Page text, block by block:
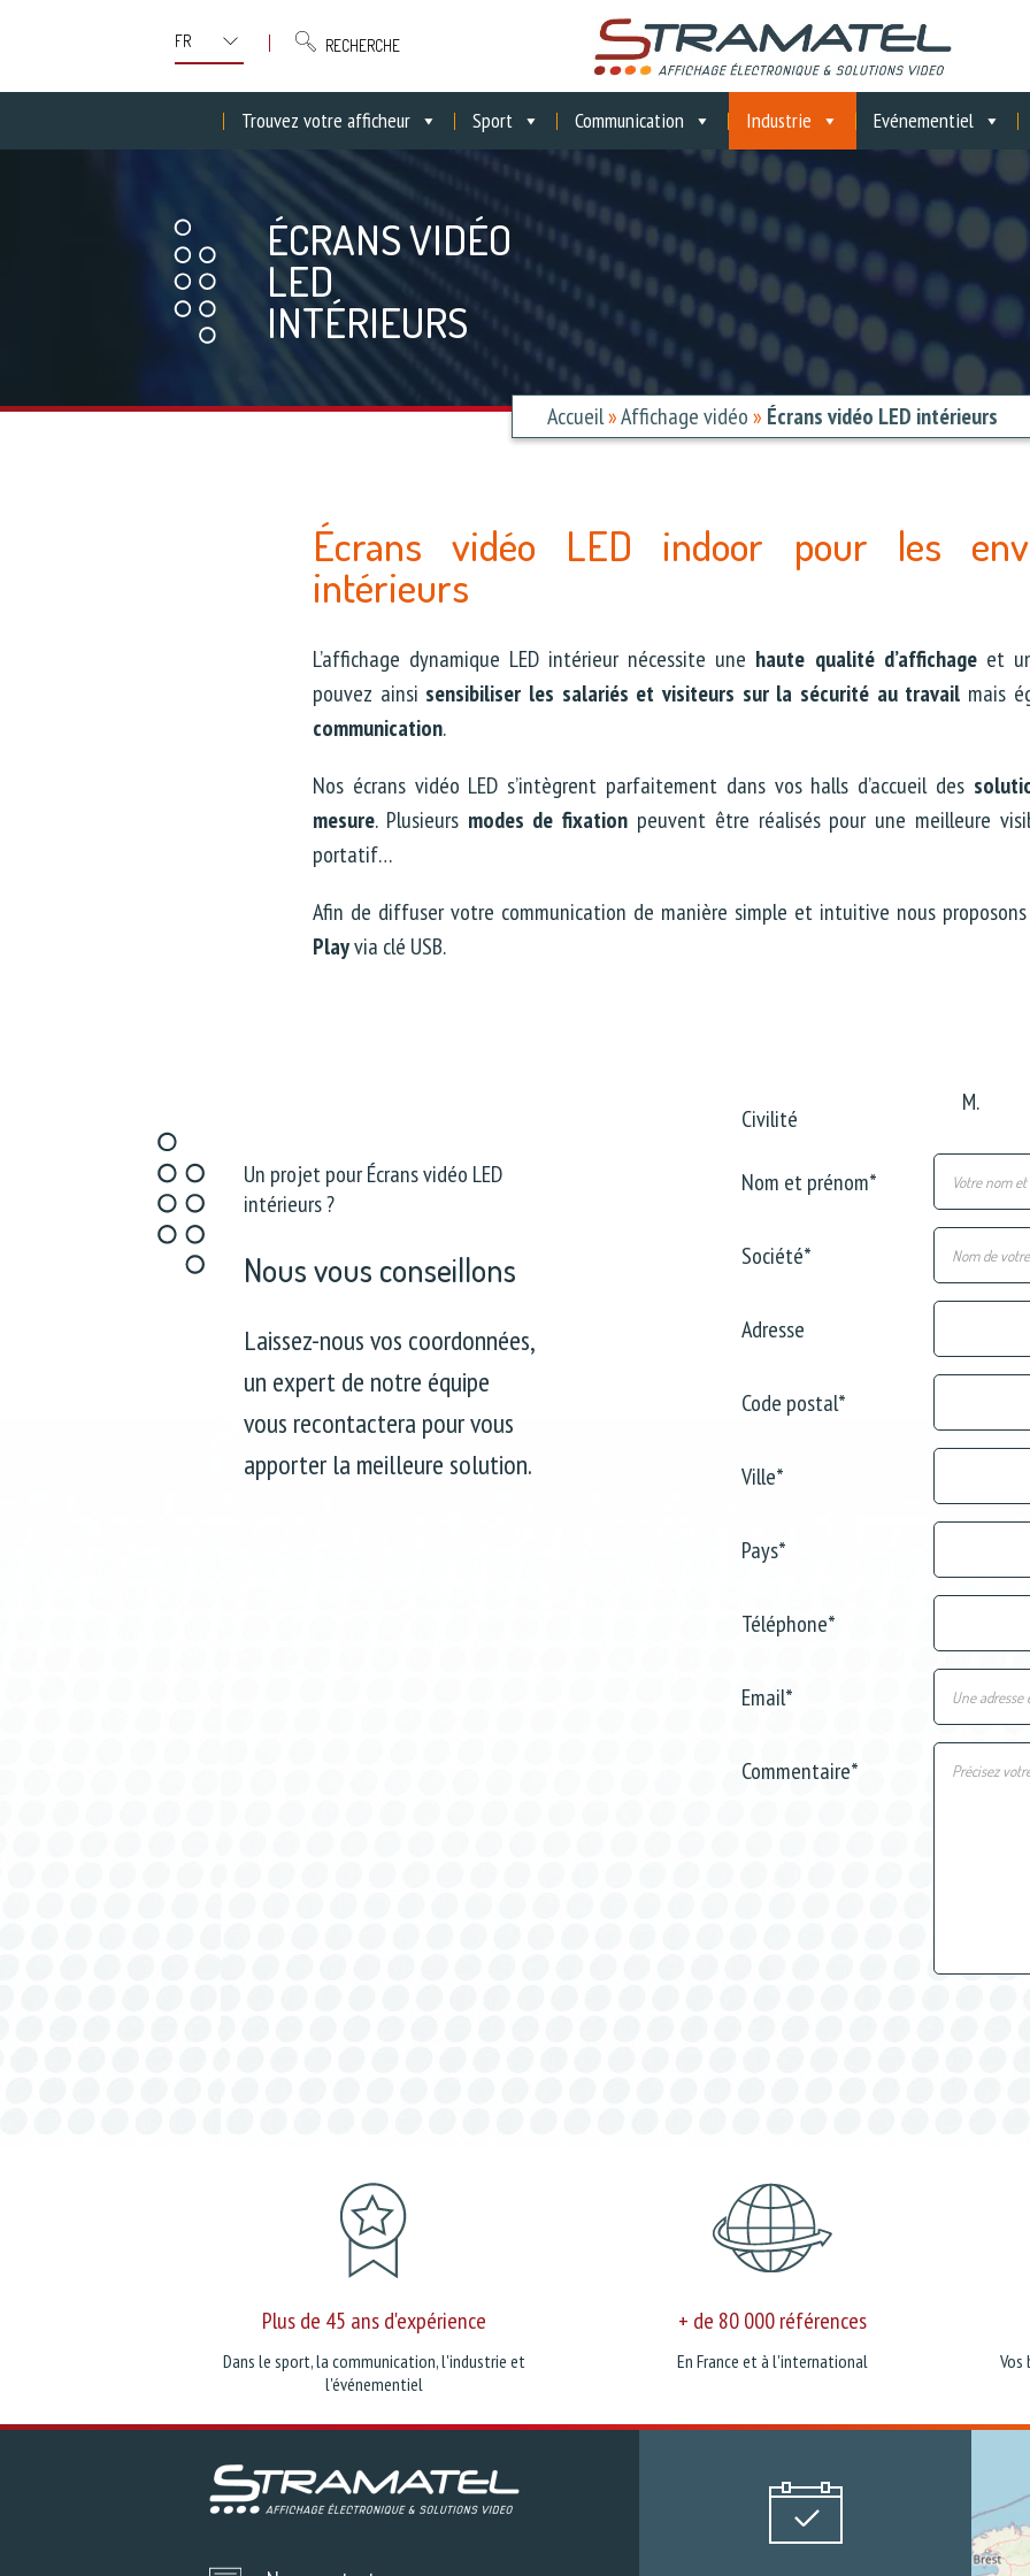
RECHERCHE
Trouvez votre afficheur Sport Communication Industrie Evénementiel
ÉCRANS VIDÉO
LED
INTÉRIEURS
Accueil»Affichage vidéo» Écrans vidéo LED intérieurs
Écrans vidéo LED indoor pour les
intérieurs
L’affichage dynamique LED intérieur nécessite une haute qualité d’affichageet
pouvez ainsi sensibiliser les salariés et visiteurs sur la sécurité au travail mais
communication.
Nos écrans vidéo LED s’intègrent parfaitement dans vos halls d’accueil des
mesure. Plusieurs modes de fixation peuvent être réalisés pour une meilleure
portatif…
Afin de diffuser votre communication de manière simple et intuitive nous
Playvia clé USB.
Un projet pour Écrans vidéo LED
intérieurs ?
Nous vous conseillons
Laissez-nous vos coordonnées,
un expert de notre équipe
vous recontactera pour vous
apporter la meilleure solution.
Civilité
M.
Nom et prénom*
Société*
Adresse
Code postal*
Ville*
Pays*
Téléphone*
Email*
Commentaire*
Plus de 45 ans d'expérience
Dans le sport, la communication, l'industrie et
l'événementiel
+ de 80 000 références
En France et à l'international Vos